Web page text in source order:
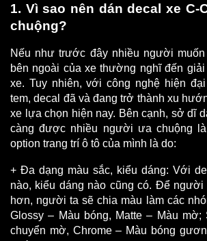
1. Vì sao nên dán decal xe
chuộng?
Nếu như trước đây nhiều người
bên ngoài của xe thường nghĩ đến
xe. Tuy nhiên, với công nghệ hiện
tem, decal đã và đang trở thành xu
xe lựa chọn hiện nay. Bên cạnh, sở dĩ
càng được nhiều người ưa chuộng
option trang trí ô tô của mình là do:
+ Đa dạng màu sắc, kiểu dáng: Với
nào, kiểu dáng nào cũng có. Để
hơn, người ta sẽ chia màu làm các
Glossy – Màu bóng, Matte – Màu mờ;
chuyển mờ, Chrome – Màu bóng